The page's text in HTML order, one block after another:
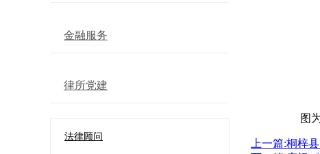
金融服务
律所党建
法律顾问
图
上一篇:桐梓